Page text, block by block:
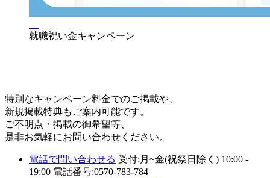
就職祝い金キャンペーン
特別なキャンペーン料金でのご掲載や、
新規掲載特典もご案内可能です。
ご不明点・掲載の御希望等、
是非お気軽にお問い合わせください。
電話で問い合わせる 受付:月~金(祝祭日除く) 10:00 -
19:00 電話番号:0570-783-784